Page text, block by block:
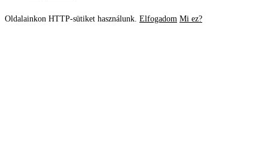
Oldalainkon HTTP-sütiket használunk. Elfogadom Mi ez?